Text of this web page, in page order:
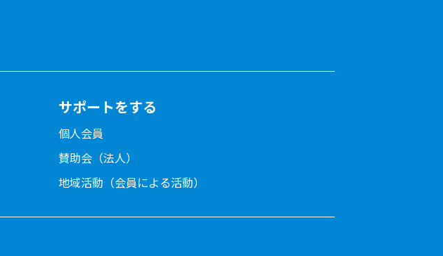
サポートをする
個人会員
賛助会（法人）
地域活動（会員による活動）